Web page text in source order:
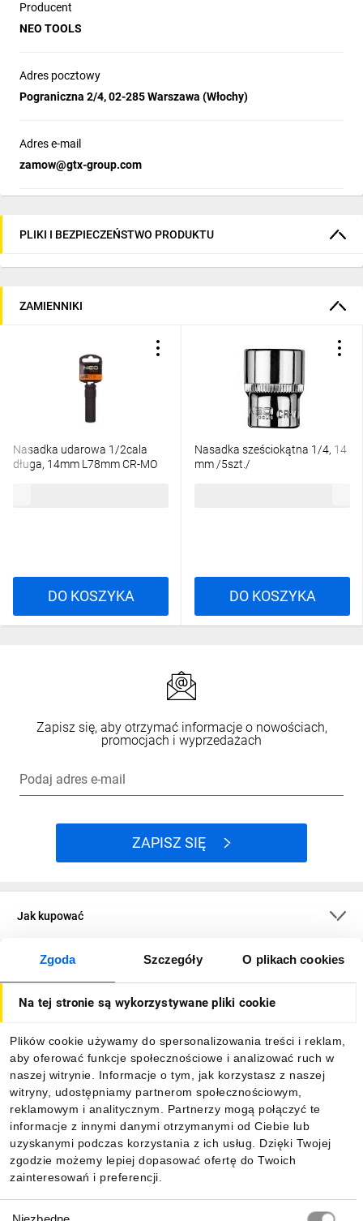
Zgoda Szczegóły O plikach cookies
Na tej stronie są wykorzystywane pliki cookie
Plików cookie używamy do spersonalizowania treści i reklam,
aby oferować funkcje społecznościowe i analizować ruch w
naszej witrynie. Informacje o tym, jak korzystasz z naszej
witryny, udostępniamy partnerom społecznościowym,
reklamowym i analitycznym. Partnerzy mogą połączyć te
informacje z innymi danymi otrzymanymi od Ciebie lub
uzyskanymi podczas korzystania z ich usług. Dzięki Twojej
zgodzie możemy lepiej dopasować ofertę do Twoich
zainteresowań i preferencji.
Producent
NEO TOOLS
Adres pocztowy
Pograniczna 2/4, 02-285 Warszawa (Włochy)
Adres e-mail
zamow@gtx-group.com
PLIKI I BEZPIECZEŃSTWO PRODUKTU
ZAMIENNIKI
Nasadka udarowa 1/2cala
długa, 14mm L78mm CR-MO
DO KOSZYKA
Nasadka sześciokątna 1/4, 14
mm /5szt./
DO KOSZYKA
Zapisz się, aby otrzymać informacje o nowościach,
promocjach i wyprzedażach
Podaj adres e-mail
ZAPISZ SIĘ
Jak kupować
O firmie
Informacje
Pobierz naszą aplikację mobilną: